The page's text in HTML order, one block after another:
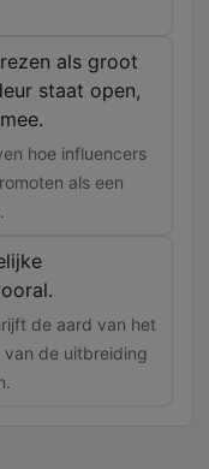
als groot
staat open,
hoe influencers
als een
de aard van het
de uitbreiding